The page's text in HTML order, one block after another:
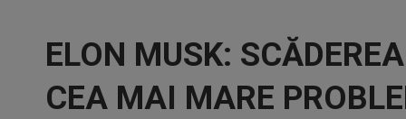
ELON MUSK:
CEA MAI MARE